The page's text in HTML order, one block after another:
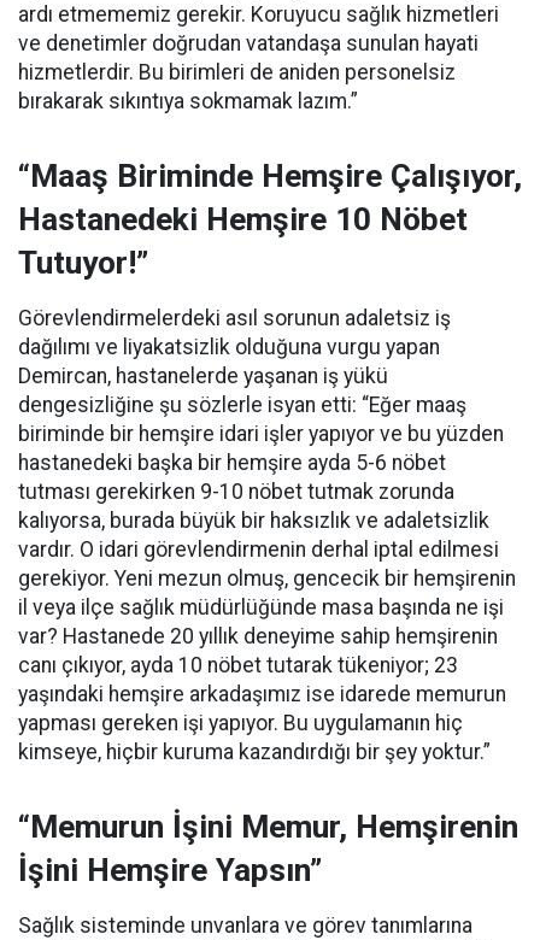
ardı etmememiz gerekir. Koruyucu sağlık hizmetleri
ve denetimler doğrudan vatandaşa sunulan hayati
hizmetlerdir. Bu birimleri de aniden personelsiz
bırakarak sıkıntıya sokmamak lazım.”
“Maaş Biriminde Hemşire Çalışıyor,
Hastanedeki Hemşire 10 Nöbet
Tutuyor!”
Görevlendirmelerdeki asıl sorunun adaletsiz iş
dağılımı ve liyakatsizlik olduğuna vurgu yapan
Demircan, hastanelerde yaşanan iş yükü
dengesizliğine şu sözlerle isyan etti: “Eğer maaş
biriminde bir hemşire idari işler yapıyor ve bu yüzden
hastanedeki başka bir hemşire ayda 5-6 nöbet
tutması gerekirken 9-10 nöbet tutmak zorunda
kalıyorsa, burada büyük bir haksızlık ve adaletsizlik
vardır. O idari görevlendirmenin derhal iptal edilmesi
gerekiyor. Yeni mezun olmuş, gencecik bir hemşirenin
il veya ilçe sağlık müdürlüğünde masa başında ne işi
var? Hastanede 20 yıllık deneyime sahip hemşirenin
canı çıkıyor, ayda 10 nöbet tutarak tükeniyor; 23
yaşındaki hemşire arkadaşımız ise idarede memurun
yapması gereken işi yapıyor. Bu uygulamanın hiç
kimseye, hiçbir kuruma kazandırdığı bir şey yoktur.”
“Memurun İşini Memur, Hemşirenin
İşini Hemşire Yapsın”
Sağlık sisteminde unvanlara ve görev tanımlarına